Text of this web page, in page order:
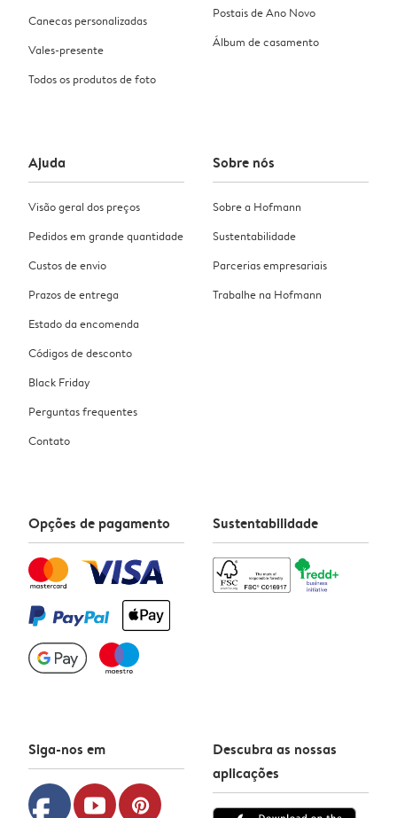
Canecas personalizadas
Vales-presente
Todos os produtos de foto
Postais de Ano Novo
Álbum de casamento
Ajuda
Visão geral dos preços
Pedidos em grande quantidade
Custos de envio
Prazos de entrega
Estado da encomenda
Códigos de desconto
Black Friday
Perguntas frequentes
Contato
Sobre nós
Sobre a Hofmann
Sustentabilidade
Parcerias empresariais
Trabalhe na Hofmann
Opções de pagamento Sustentabilidade
Siga-nos em
youtube pinterest
Descubra as nossas
aplicações